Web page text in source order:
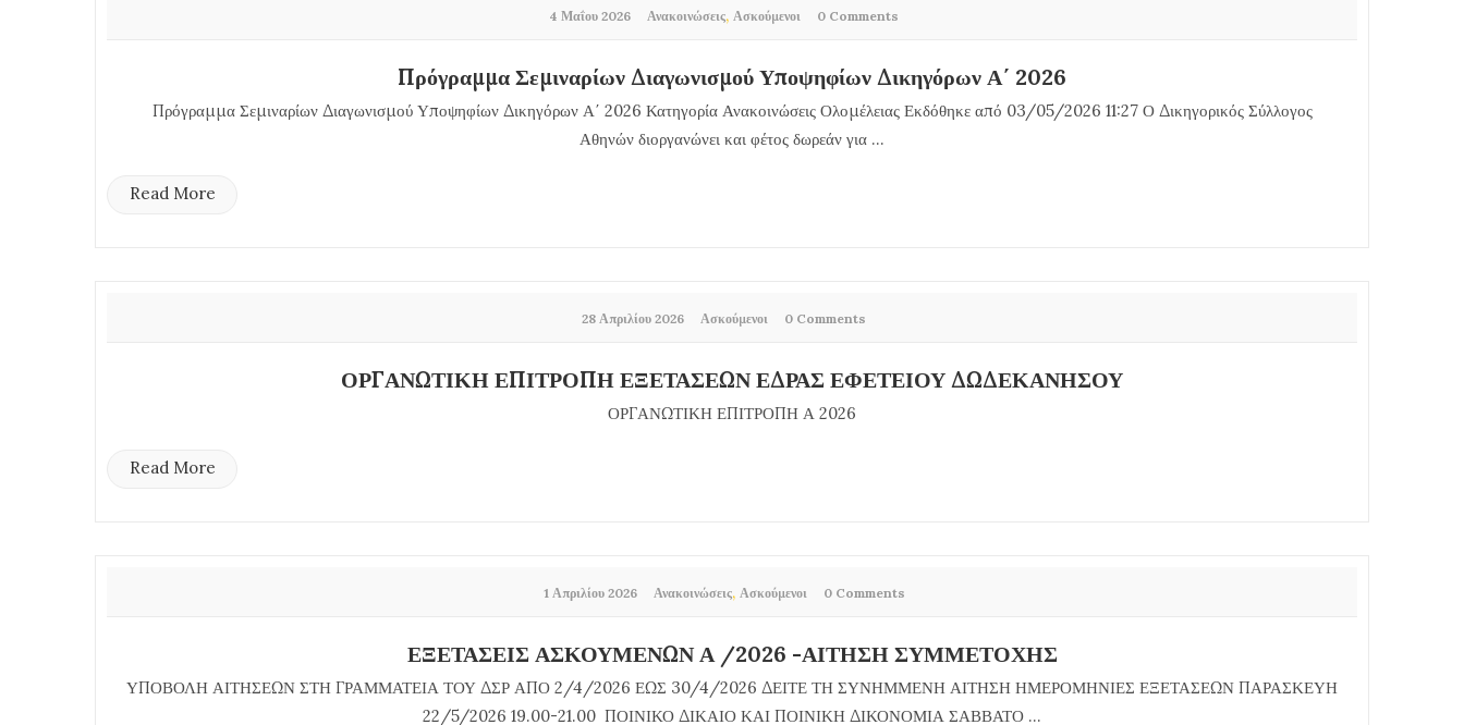
4 Μαΐου 2026 Ανακοινώσεις, Ασκούμενοι 0 Comments
Πρόγραμμα Σεμιναρίων Διαγωνισμού Υποψηφίων Δικηγόρων Α΄ 2026
Πρόγραμμα Σεμιναρίων Διαγωνισμού Υποψηφίων Δικηγόρων Α΄ 2026 Κατηγορία Ανακοινώσεις Ολομέλειας Εκδόθηκε από 03/05/2026 11:27 Ο Δικηγορικός Σύλλογος
Αθηνών διοργανώνει και φέτος δωρεάν για ...
Read More
28 Απριλίου 2026 Ασκούμενοι 0 Comments
ΟΡΓΑΝΩΤΙΚΗ ΕΠΙΤΡΟΠΗ ΕΞΕΤΑΣΕΩΝ ΕΔΡΑΣ ΕΦΕΤΕΙΟΥ ΔΩΔΕΚΑΝΗΣΟΥ
ΟΡΓΑΝΩΤΙΚΗ ΕΠΙΤΡΟΠΗ Α 2026
Read More
1 Απριλίου 2026 Ανακοινώσεις, Ασκούμενοι 0 Comments
ΕΞΕΤΑΣΕΙΣ ΑΣΚΟΥΜΕΝΩΝ Α /2026 -ΑΙΤΗΣΗ ΣΥΜΜΕΤΟΧΗΣ
ΥΠΟΒΟΛΗ ΑΙΤΗΣΕΩΝ ΣΤΗ ΓΡΑΜΜΑΤΕΙΑ ΤΟΥ ΔΣΡ ΑΠΟ 2/4/2026 ΕΩΣ 30/4/2026 ΔΕΙΤΕ ΤΗ ΣΥΝΗΜΜΕΝΗ ΑΙΤΗΣΗ ΗΜΕΡΟΜΗΝΙΕΣ ΕΞΕΤΑΣΕΩΝ ΠΑΡΑΣΚΕΥΗ
22/5/2026 19.00-21.00 ΠΟΙΝΙΚΟ ΔΙΚΑΙΟ ΚΑΙ ΠΟΙΝΙΚΗ ΔΙΚΟΝΟΜΙΑ ΣΑΒΒΑΤΟ ...